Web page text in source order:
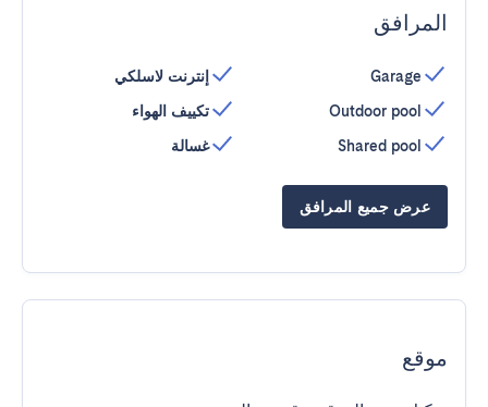
المرافق
Garage
Outdoor pool
Shared pool
إنترنت لاسلكي
تكييف الهواء
غسالة
عرض جميع المرافق
موقع